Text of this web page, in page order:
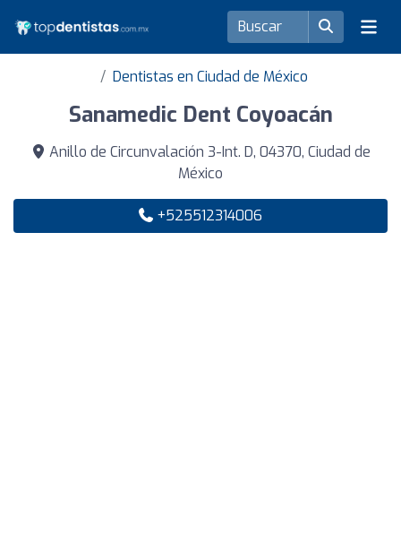
Dentistas en Ciudad de México
Sanamedic Dent Coyoacán
Anillo de Circunvalación 3-Int. D, 04370, Ciudad de
México
+525512314006